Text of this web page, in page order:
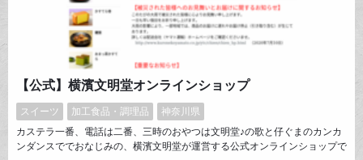
【公式】横濱文明堂オンラインショップ
スイーツ 加工食品・調理品
神奈川県
カステラ一番、電話は二番、三時のおやつは文明堂♪の歌と仔ぐまのカンカ
ンダンスででおなじみの、横濱文明堂が運営する公式オンラインショップで